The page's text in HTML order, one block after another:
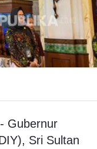
Gubernur
Sri Sultan